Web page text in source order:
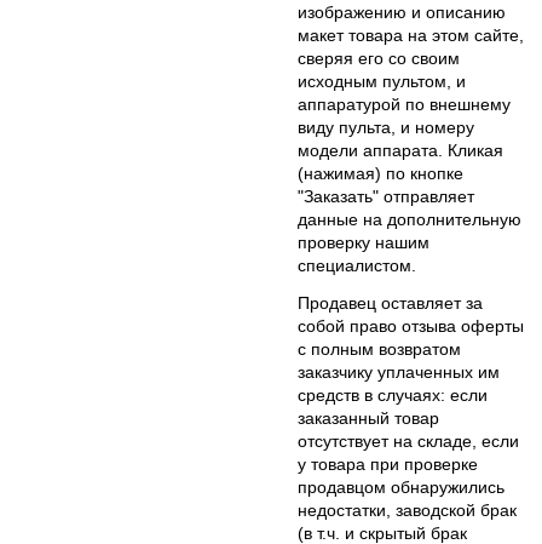
изображению и описанию
макет товара на этом сайте,
сверяя его со своим
исходным пультом, и
аппаратурой по внешнему
виду пульта, и номеру
модели аппарата. Кликая
(нажимая) по кнопке
"Заказать" отправляет
данные на дополнительную
проверку нашим
специалистом.
Продавец оставляет за
собой право отзыва оферты
с полным возвратом
заказчику уплаченных им
средств в случаях: если
заказанный товар
отсутствует на складе, если
у товара при проверке
продавцом обнаружились
недостатки, заводской брак
(в т.ч. и скрытый брак